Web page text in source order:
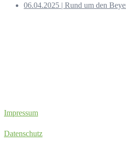
06.04.2025 | Rund um den
Impressum
Datenschutz